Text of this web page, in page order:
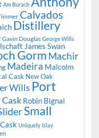
Am Burach
Calvados
Distillery
Gavin Douglas George Wills
James Swan
Gorm Machir
Madeira Malcolm
Cask New Oak
Wills Port
Robin Bignal
Small
Uniquely Islay